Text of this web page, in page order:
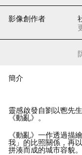
影像創作者
簡介
靈感啟發自劉以鬯先
《動亂》。
《動亂》 一作透過描繪
我 」的比照關係 ，再
拼湊而成的城市容貌。